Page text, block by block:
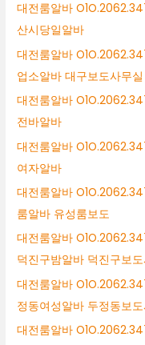
대전룸알바
산시당일알바
대전룸알바
업소알바 대구보도사무실
대전룸알바
전바알바
대전룸알바
여자알바
대전룸알바
룸알바 유성룸보도
대전룸알바
덕진구밤알바 덕진구보
대전룸알바
정동여성알바 두정동보
대전룸알바